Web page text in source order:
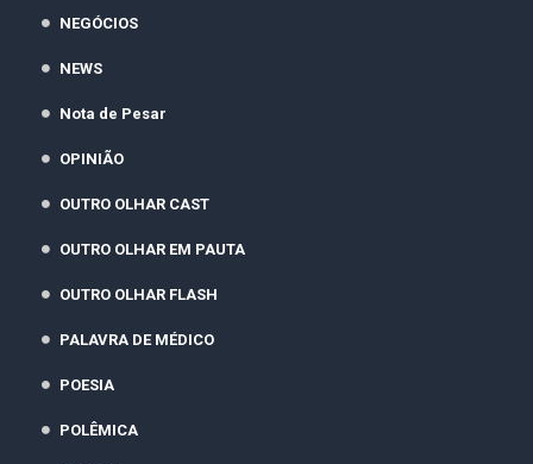
NEGÓCIOS
NEWS
Nota de Pesar
OPINIÃO
OUTRO OLHAR CAST
OUTRO OLHAR EM PAUTA
OUTRO OLHAR FLASH
PALAVRA DE MÉDICO
POESIA
POLÊMICA